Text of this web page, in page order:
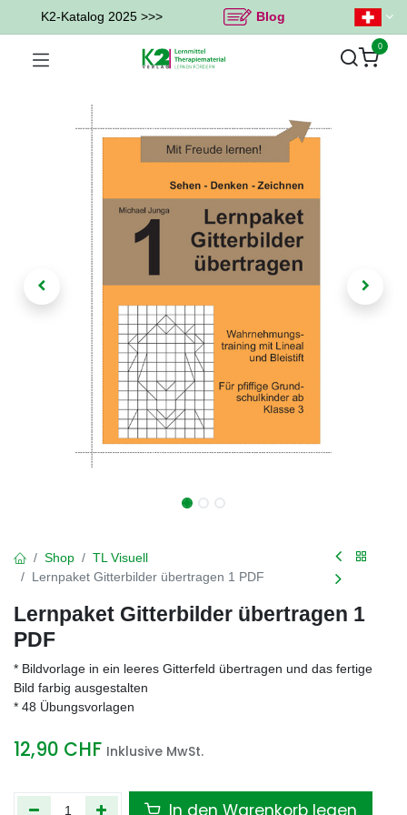
K2-Katalog 2025 >>> Blog
0
Shop
TL Visuell
Lernpaket Gitterbilder übertragen 1 PDF
Lernpaket Gitterbilder übertragen 1
PDF
* Bildvorlage in ein leeres Gitterfeld übertragen und das fertige
Bild farbig ausgestalten
* 48 Übungsvorlagen
12,90 CHF Inklusive MwSt.
In den Warenkorb legen